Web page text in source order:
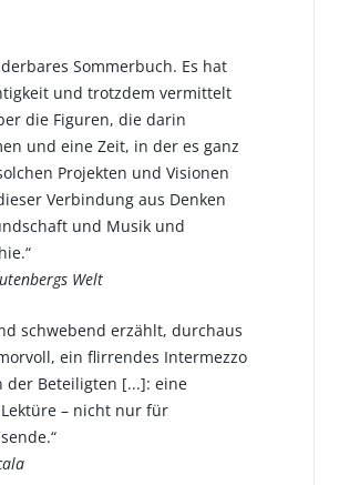
Sommerbuch. Es hat
und trotzdem vermittelt
die Figuren, die darin
und eine Zeit, in der es ganz
Projekten und Visionen
Verbindung aus Denken
und Musik und
Welt
schwebend erzählt, durchaus
ein flirrendes Intermezzo
der Beteiligten [...]: eine
– nicht nur für